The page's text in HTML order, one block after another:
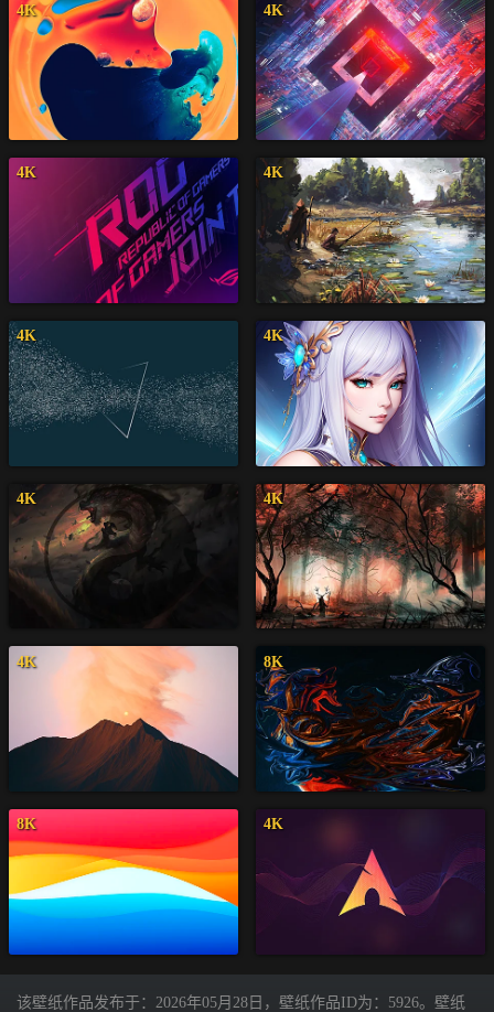
4K 4K
4K 4K
4K 4K
4K 4K
4K 8K
8K 4K
该壁纸作品发布于：2026年05月28日，壁纸作品ID为：5926。壁纸